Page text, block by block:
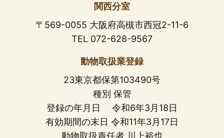
関西分室
〒569-0055 大阪府高槻市西冠2-11-6
TEL 072-628-9567
動物取扱業登録
23東京都保第103490号
種別 保管
登録の年月日 令和6年3月18日
有効期間の末日 令和11年3月17日